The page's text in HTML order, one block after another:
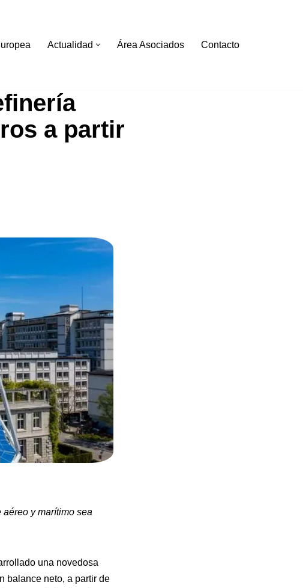
Actualidad Área Asociados Contacto
a partir
y marítimo sea
una novedosa
balance neto, a partir de